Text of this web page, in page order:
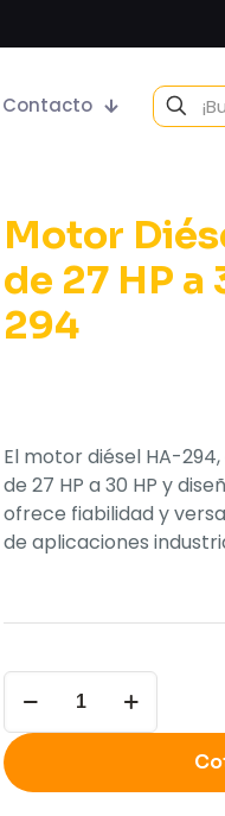
Contacto
Motor
de 27 HP a
294
El motor diésel HA-
de 27 HP a 30 HP y
ofrece fiabilidad y
de aplicaciones
Motor
Diésel
Kirloskar
de
27